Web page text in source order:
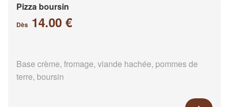
Pizza boursin
Dès 14.00 €
Base crème, fromage, viande hachée, pommes de
terre, boursin